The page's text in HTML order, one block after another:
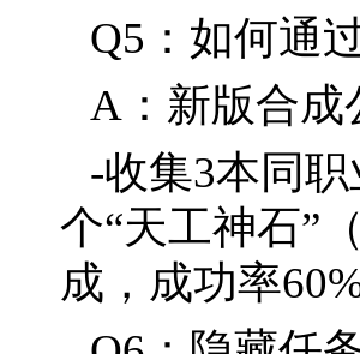
Q5：如何通
A：新版合成
-收集3本同
个“天工神石”
成，成功率